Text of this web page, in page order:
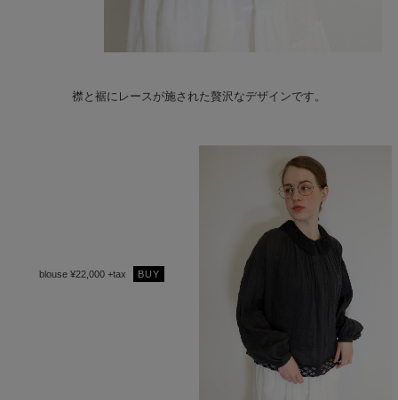
襟と裾にレースが施された贅沢なデザインです。
blouse ¥22,000 +tax BUY